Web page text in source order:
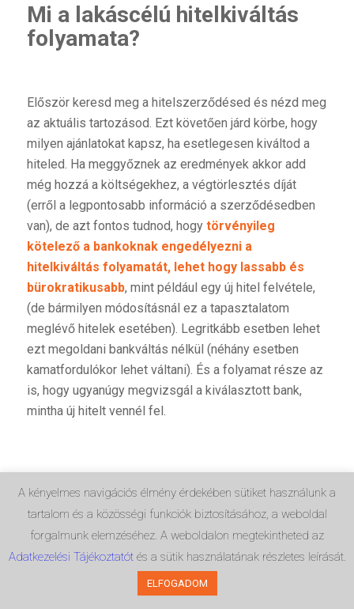
Mi a lakáscélú hitelkiváltás
folyamata?
Először keresd meg a hitelszerződésed és nézd meg
az aktuális tartozásod. Ezt követően járd körbe, hogy
milyen ajánlatokat kapsz, ha esetlegesen kiváltod a
hiteled. Ha meggyőznek az eredmények akkor add
még hozzá a költségekhez, a végtörlesztés díját
(erről a legpontosabb információ a szerződésedben
van), de azt fontos tudnod, hogy törvényileg
kötelező a bankoknak engedélyezni a
hitelkiváltás folyamatát, lehet hogy lassabb és
bürokratikusabb, mint például egy új hitel felvétele,
(de bármilyen módosításnál ez a tapasztalatom
meglévő hitelek esetében). Legritkább esetben lehet
ezt megoldani bankváltás nélkül (néhány esetben
kamatfordulókor lehet váltani). És a folyamat része az
is, hogy ugyanúgy megvizsgál a kiválasztott bank,
mintha új hitelt vennél fel.
Mikor utasítanak el biztosan
hitelkiváltás esetében?
A leggyakoribb okok ahhoz kapcsolódnak, amiért
A kényelmes navigációs élmény érdekében sütiket használunk a
tartalom és a közösségi funkciók biztosításához, a weboldal
forgalmunk elemzéséhez. A weboldalon megtekintheted az
Adatkezelési Tájékoztatót és a sütik használatának részletes leírását.
ELFOGADOM